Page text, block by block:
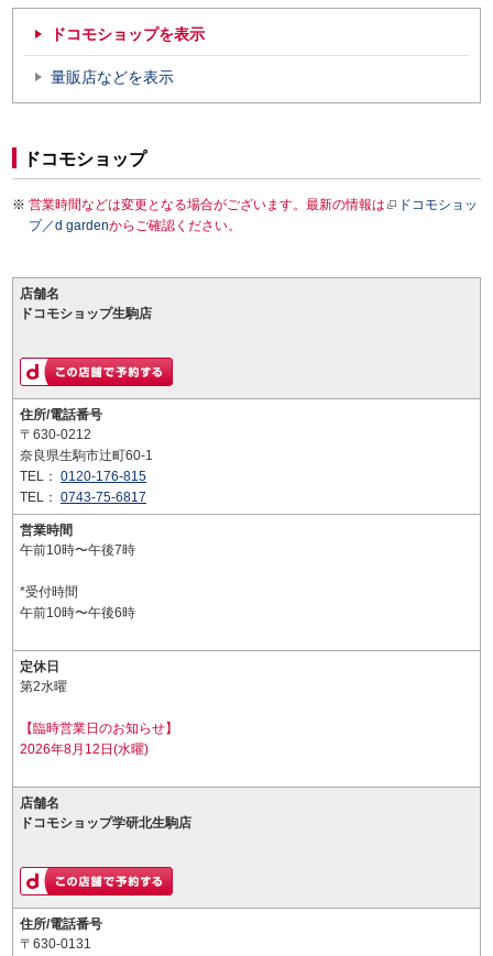
ドコモショップを表示
量販店などを表示
ドコモショップ
営業時間などは変更となる場合がございます。最新の情報は
ドコモショッ
プ／d gardenからご確認ください。
店舗名
ドコモショップ生駒店
住所/電話番号
〒630-0212
奈良県生駒市辻町60-1
TEL： 0120-176-815
TEL： 0743-75-6817
営業時間
午前10時〜午後7時
*受付時間
午前10時〜午後6時
定休日
第2水曜
【臨時営業日のお知らせ】
2026年8月12日(水曜)
店舗名
ドコモショップ学研北生駒店
住所/電話番号
〒630-0131